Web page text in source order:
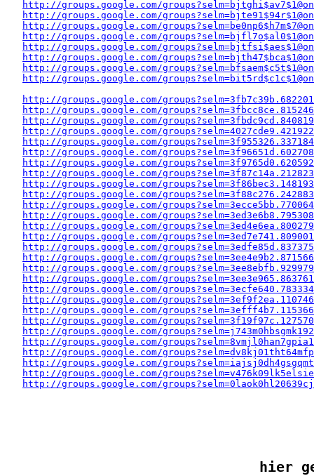
http://groups.google.com/
http://groups.google.com/
http://groups.google.com/
http://groups.google.com/
http://groups.google.com/
http://groups.google.com/
http://groups.google.com/
http://groups.google.com/
http://groups.google.com/
http://groups.google.com/
http://groups.google.com/
http://groups.google.com/
http://groups.google.com/
http://groups.google.com/
http://groups.google.com/
http://groups.google.com/
http://groups.google.com/
http://groups.google.com/
http://groups.google.com/
http://groups.google.com/
http://groups.google.com/
http://groups.google.com/
http://groups.google.com/
http://groups.google.com/
http://groups.google.com/
http://groups.google.com/
http://groups.google.com/
http://groups.google.com/
http://groups.google.com/
http://groups.google.com/
http://groups.google.com/
http://groups.google.com/
http://groups.google.com/
http://groups.google.com/
http://groups.google.com/
http://groups.google.com/
hier